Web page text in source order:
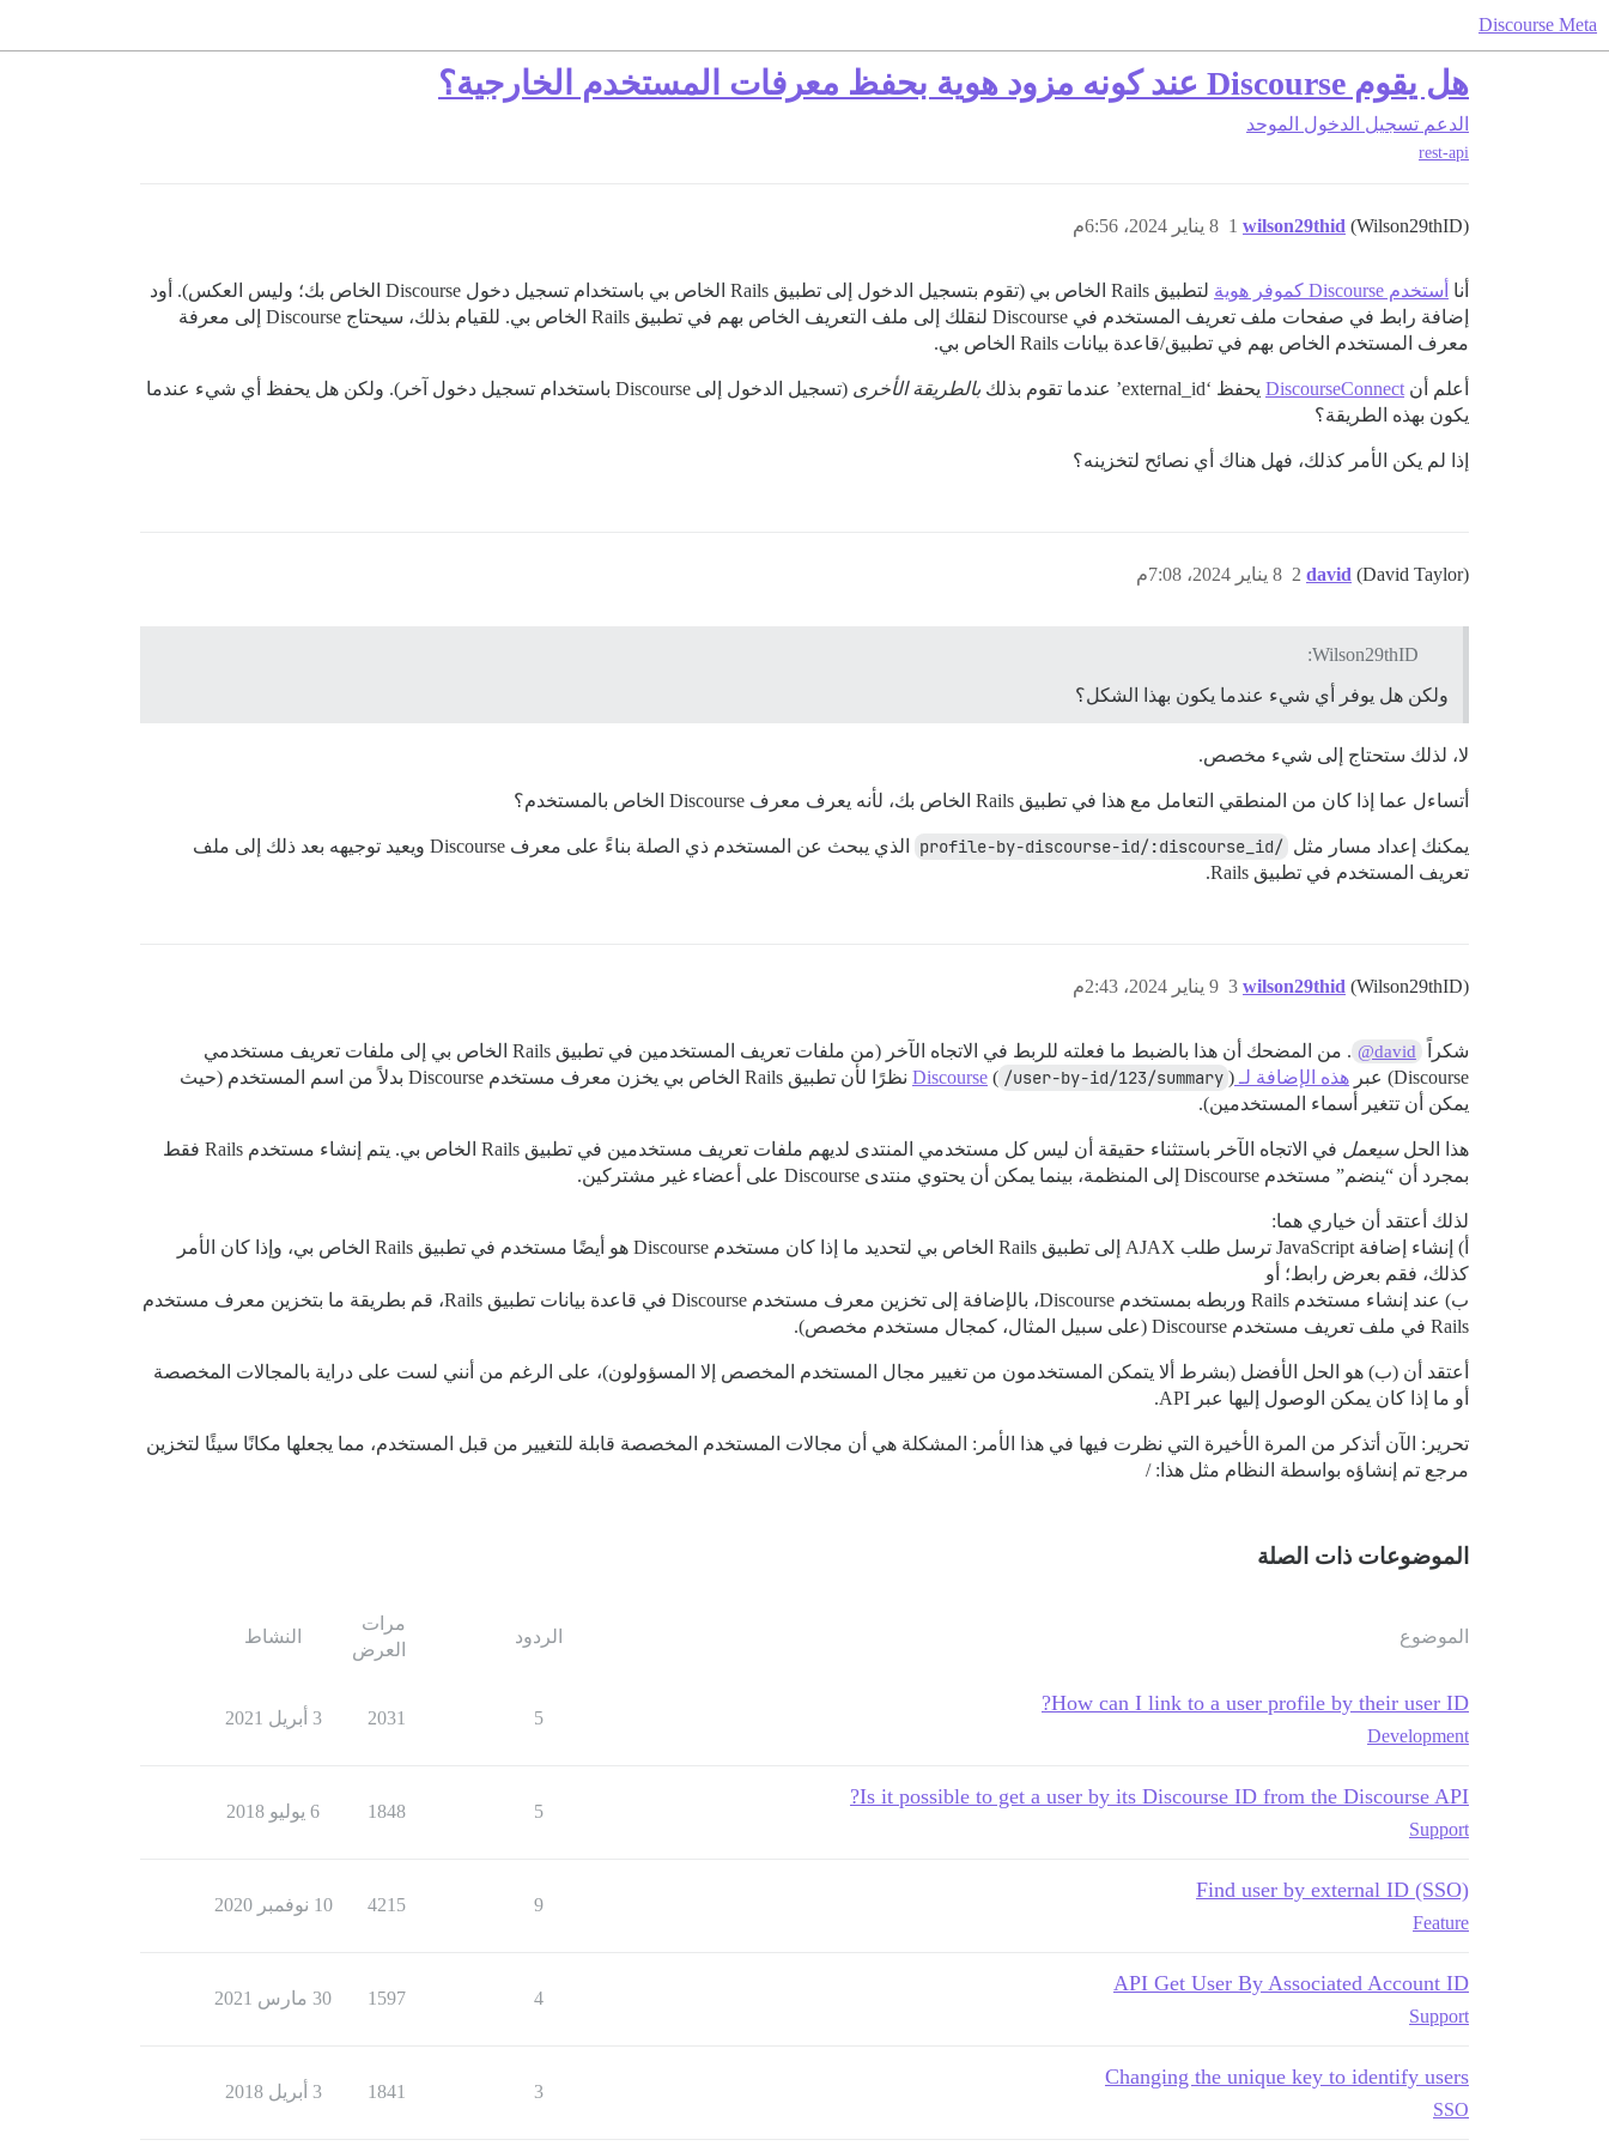
Discourse Meta
هل يقوم Discourse عند كونه مزود هوية بحفظ معرفات المستخدم الخارجية؟
الدعم تسجيل الدخول الموحد
rest-api
wilson29thid (Wilson29thID) 8 يناير 2024، 6:56م 1
أنا أستخدم Discourse كموفر هوية
لتطبيق Rails الخاص بي (تقوم بتسجيل الدخول إلى تطبيق Rails الخاص بي باستخدام تسجيل دخول Discourse الخاص بك؛ وليس العكس). أود
إضافة رابط في صفحات ملف تعريف المستخدم في Discourse لنقلك إلى ملف التعريف الخاص بهم في تطبيق Rails الخاص بي. للقيام بذلك، سيحتاج Discourse إلى معرفة
معرف المستخدم الخاص بهم في تطبيق/قاعدة بيانات Rails الخاص بي.
أعلم أن DiscourseConnect يحفظ ‘external_id’ عندما تقوم بذلك بالطريقة الأخرى
(تسجيل الدخول إلى Discourse باستخدام تسجيل دخول آخر). ولكن هل يحفظ أي شيء عندما
يكون بهذه الطريقة؟
إذا لم يكن الأمر كذلك، فهل هناك أي نصائح لتخزينه؟
david (David Taylor) 8 يناير 2024، 7:08م 2
Wilson29thID:
ولكن هل يوفر أي شيء عندما يكون بهذا الشكل؟
لا، لذلك ستحتاج إلى شيء مخصص.
أتساءل عما إذا كان من المنطقي التعامل مع هذا في تطبيق Rails الخاص بك، لأنه يعرف معرف Discourse الخاص بالمستخدم؟
يمكنك إعداد مسار مثل /profile-by-discourse-id/:discourse_id
الذي يبحث عن المستخدم ذي الصلة بناءً على معرف Discourse ويعيد توجيهه بعد ذلك إلى ملف
تعريف المستخدم في تطبيق Rails.
wilson29thid (Wilson29thID) 9 يناير 2024، 2:43م 3
شكراً @david
. من المضحك أن هذا بالضبط ما فعلته للربط في الاتجاه الآخر (من ملفات تعريف المستخدمين في تطبيق Rails الخاص بي إلى ملفات تعريف مستخدمي
Discourse) عبر
هذه الإضافة لـ Discourse ( /user-by-id/123/summary
) نظرًا لأن تطبيق Rails الخاص بي يخزن معرف مستخدم Discourse بدلاً من اسم المستخدم (حيث
يمكن أن تتغير أسماء المستخدمين).
هذا الحلسيعمل
في الاتجاه الآخر باستثناء حقيقة أن ليس كل مستخدمي المنتدى لديهم ملفات تعريف مستخدمين في تطبيق Rails الخاص بي. يتم إنشاء مستخدم Rails فقط
بمجرد أن “ينضم” مستخدم Discourse إلى المنظمة، بينما يمكن أن يحتوي منتدى Discourse على أعضاء غير مشتركين.
لذلك أعتقد أن خياري هما:
أ) إنشاء إضافة JavaScript ترسل طلب AJAX إلى تطبيق Rails الخاص بي لتحديد ما إذا كان مستخدم Discourse هو أيضًا مستخدم في تطبيق Rails الخاص بي، وإذا كان الأمر
كذلك، فقم بعرض رابط؛ أو
ب) عند إنشاء مستخدم Rails وربطه بمستخدم Discourse، بالإضافة إلى تخزين معرف مستخدم Discourse في قاعدة بيانات تطبيق Rails، قم بطريقة ما بتخزين معرف مستخدم
Rails في ملف تعريف مستخدم Discourse (على سبيل المثال، كمجال مستخدم مخصص).
أعتقد أن (ب) هو الحل الأفضل (بشرط ألا يتمكن المستخدمون من تغيير مجال المستخدم المخصص إلا المسؤولون)، على الرغم من أنني لست على دراية بالمجالات المخصصة
أو ما إذا كان يمكن الوصول إليها عبر API.
تحرير: الآن أتذكر من المرة الأخيرة التي نظرت فيها في هذا الأمر: المشكلة هي أن مجالات المستخدم المخصصة قابلة للتغيير من قبل المستخدم، مما يجعلها مكانًا سيئًا لتخزين
مرجع تم إنشاؤه بواسطة النظام مثل هذا: /
الموضوعات ذات الصلة
الموضوع الردود
مرات
العرض
النشاط
How can I link to a user profile by their user ID?
Development
5
2031 3 أبريل 2021
Is it possible to get a user by its Discourse ID from the Discourse API?
Support
5
1848 6 يوليو 2018
Find user by external ID (SSO)
Feature
9
4215 10 نوفمبر 2020
API Get User By Associated Account ID
Support
4
1597 30 مارس 2021
Changing the unique key to identify users
SSO
3
1841 3 أبريل 2018